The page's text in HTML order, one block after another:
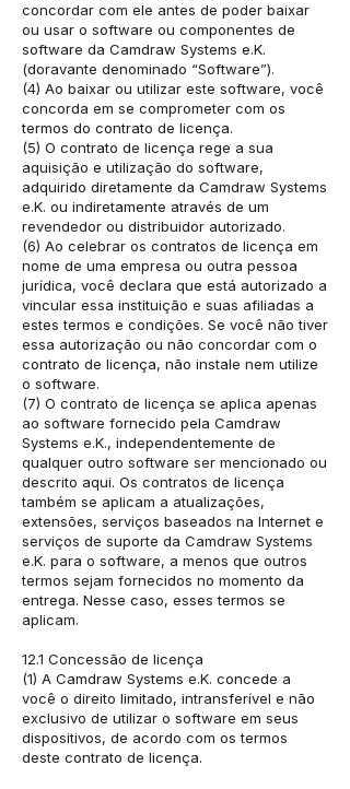
concordar com ele antes de poder baixar
ou usar o software ou componentes de
software da Camdraw Systems e.K.
(doravante denominado “Software”).
(4) Ao baixar ou utilizar este software, você
concorda em se comprometer com os
termos do contrato de licença.
(5) O contrato de licença rege a sua
aquisição e utilização do software,
adquirido diretamente da Camdraw Systems
e.K. ou indiretamente através de um
revendedor ou distribuidor autorizado.
(6) Ao celebrar os contratos de licença em
nome de uma empresa ou outra pessoa
jurídica, você declara que está autorizado a
vincular essa instituição e suas afiliadas a
estes termos e condições. Se você não tiver
essa autorização ou não concordar com o
contrato de licença, não instale nem utilize
o software.
(7) O contrato de licença se aplica apenas
ao software fornecido pela Camdraw
Systems e.K., independentemente de
qualquer outro software ser mencionado ou
descrito aqui. Os contratos de licença
também se aplicam a atualizações,
extensões, serviços baseados na Internet e
serviços de suporte da Camdraw Systems
e.K. para o software, a menos que outros
termos sejam fornecidos no momento da
entrega. Nesse caso, esses termos se
aplicam.
12.1 Concessão de licença
(1) A Camdraw Systems e.K. concede a
você o direito limitado, intransferível e não
exclusivo de utilizar o software em seus
dispositivos, de acordo com os termos
deste contrato de licença.